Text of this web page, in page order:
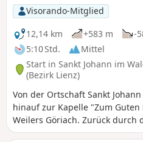
Visorando-Mitglied
12,14 km
+583 m
-
5:10 Std.
Mittel
Start in Sankt Johann im
(Bezirk Lienz)
Von der Ortschaft Sankt
hinauf zur Kapelle "Zum
Weilers Göriach. Zurück durch
Daber-Wasserfall und entlang